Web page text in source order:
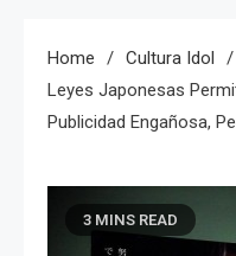
Home
Cultura Idol
Leyes Japonesas
Publicidad Engañosa,
3 MINS READ